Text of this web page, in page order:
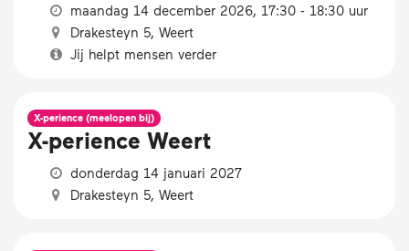
maandag 14 december 2026, 17:30 - 18:30 uur
Drakesteyn 5, Weert
Jij helpt mensen verder
X-perience (meelopen bij)
X-perience Weert
donderdag 14 januari 2027
Drakesteyn 5, Weert